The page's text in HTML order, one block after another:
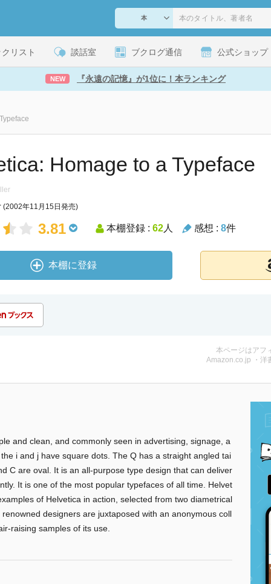
リスト 談話室 ブクログ通信 公式ショップ
NEW 『永遠の記憶』が1位に！本ランキング
Homage to a Typeface
(2002年11月15日発売)
3.81 本棚登録 : 62人 感想 : 8件
本棚に登録
本ページはアフ
Amazon.co.jp ・洋
and clean, and commonly seen in advertising, signage, a
i and j have square dots. The Q has a straight angled tai
C are oval. It is an all-purpose type design that can deliver
It is one of the most popular typefaces of all time. Helvet
of Helvetica in action, selected from two diametrical
designers are juxtaposed with an anonymous coll
raising samples of its use.